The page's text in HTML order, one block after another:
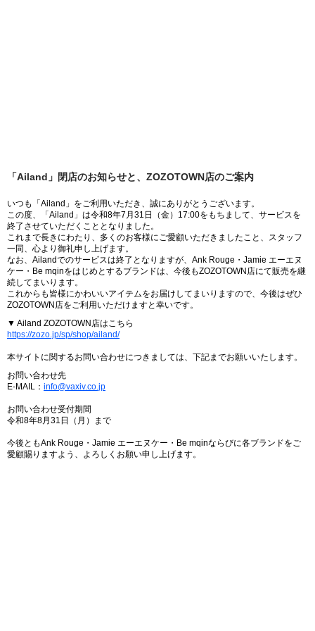
「Ailand」閉店のお知らせと、ZOZOTOWN店のご案内
いつも「Ailand」をご利用いただき、誠にありがとうございます。
この度、「Ailand」は令和8年7月31日（金）17:00をもちまして、サービスを
終了させていただくこととなりました。
これまで長きにわたり、多くのお客様にご愛顧いただきましたこと、スタッフ
一同、心より御礼申し上げます。
なお、Ailandでのサービスは終了となりますが、Ank Rouge・Jamie エーエヌ
ケー・Be mqinをはじめとするブランドは、今後もZOZOTOWN店にて販売を継
続してまいります。
これからも皆様にかわいいアイテムをお届けしてまいりますので、今後はぜひ
ZOZOTOWN店をご利用いただけますと幸いです。
▼ Ailand ZOZOTOWN店はこちら
https://zozo.jp/sp/shop/ailand/
本サイトに関するお問い合わせにつきましては、下記までお願いいたします。
お問い合わせ先
E-MAIL： info@vaxiv.co.jp
お問い合わせ受付期間
令和8年8月31日（月）まで
今後ともAnk Rouge・Jamie エーエヌケー・Be mqinならびに各ブランドをご
愛顧賜りますよう、よろしくお願い申し上げます。